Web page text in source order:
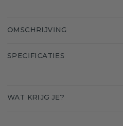
OMSCHRIJVING
SPECIFICATIES
WAT KRIJG JE?